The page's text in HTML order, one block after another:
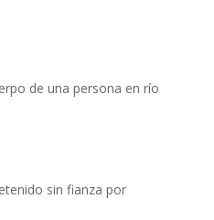
de una persona en río
sin fianza por